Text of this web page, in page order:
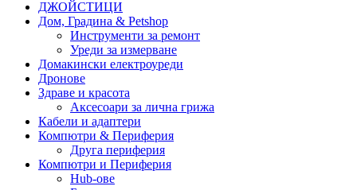
ДЖОЙСТИЦИ
Дом, Градина & Petshop
Инструменти за ремонт
Уреди за измерване
Домакински електроуреди
Дронове
Здраве и красота
Аксесоари за лична грижа
Кабели и адаптери
Компютри & Периферия
Друга периферия
Компютри и Периферия
Hub-ове